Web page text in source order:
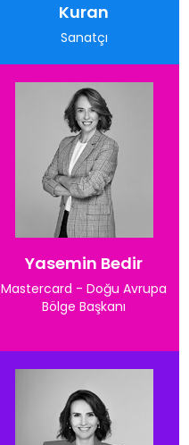
Kuran
Sanatçı
Yasemin Bedir
Mastercard - Doğu Avrupa
Bölge Başkanı